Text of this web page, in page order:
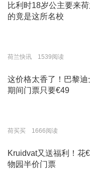
比利时18岁公主要来
的竟是这所名校
荷兰快讯 1539阅读
这价格太香了！巴黎
期间门票只要€49
荷买买 1666阅读
Kruidvat又送福利！花
物园半价门票